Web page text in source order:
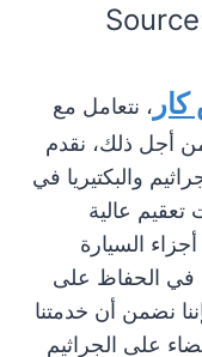
، نتعامل مع
أجل ذلك، نقدم
والبكتيريا في
عالية
السيارة
الحفاظ على
نضمن أن خدمتنا
على الجراثيم